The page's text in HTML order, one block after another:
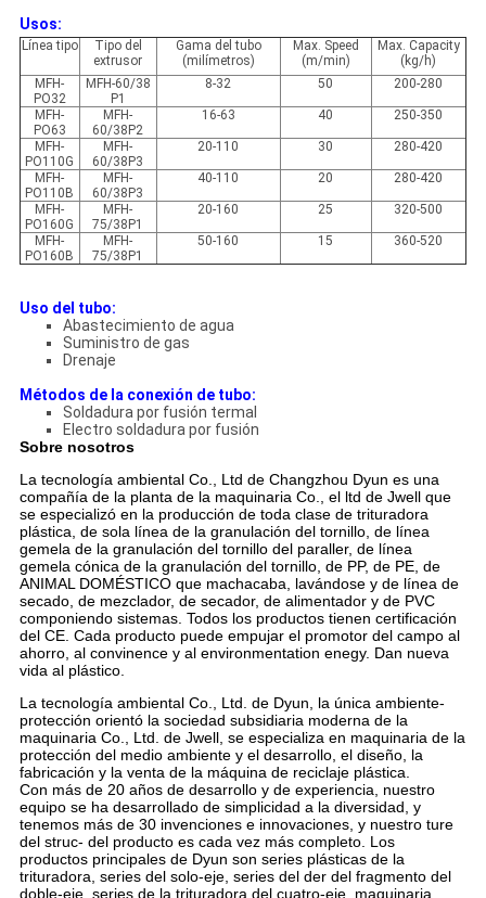
Usos:
Línea tipo
Tipo del
extrusor
Gama del tubo
(milímetros)
Max. Speed
(m/min)
Max. Capacity
(kg/h)
MFH-
PO32
MFH-60/38
P1
8-32 50 200-280
MFH-
PO63
MFH-
60/38P2
16-63 40 250-350
MFH-
PO110G
MFH-
60/38P3
20-110 30 280-420
MFH-
PO110B
MFH-
60/38P3
40-110 20 280-420
MFH-
PO160G
MFH-
75/38P1
20-160 25 320-500
MFH-
PO160B
MFH-
75/38P1
50-160 15 360-520
Uso del tubo:
Abastecimiento de agua
Suministro de gas
Drenaje
Métodos de la conexión de tubo:
Soldadura por fusión termal
Electro soldadura por fusión
Sobre nosotros
La tecnología ambiental Co., Ltd de Changzhou Dyun es una
compañía de la planta de la maquinaria Co., el ltd de Jwell que
se especializó en la producción de toda clase de trituradora
plástica, de sola línea de la granulación del tornillo, de línea
gemela de la granulación del tornillo del paraller, de línea
gemela cónica de la granulación del tornillo, de PP, de PE, de
ANIMAL DOMÉSTICO que machacaba, lavándose y de línea de
secado, de mezclador, de secador, de alimentador y de PVC
componiendo sistemas. Todos los productos tienen certificación
del CE. Cada producto puede empujar el promotor del campo al
ahorro, al convinence y al environmentation enegy. Dan nueva
vida al plástico.
La tecnología ambiental Co., Ltd. de Dyun, la única ambiente-
protección orientó la sociedad subsidiaria moderna de la
maquinaria Co., Ltd. de Jwell, se especializa en maquinaria de la
protección del medio ambiente y el desarrollo, el diseño, la
fabricación y la venta de la máquina de reciclaje plástica.
Con más de 20 años de desarrollo y de experiencia, nuestro
equipo se ha desarrollado de simplicidad a la diversidad, y
tenemos más de 30 invenciones e innovaciones, y nuestro ture
del struc- del producto es cada vez más completo. Los
productos principales de Dyun son series plásticas de la
trituradora, series del solo-eje, series del der del fragmento del
doble-eje, series de la trituradora del cuatro-eje, maquinaria